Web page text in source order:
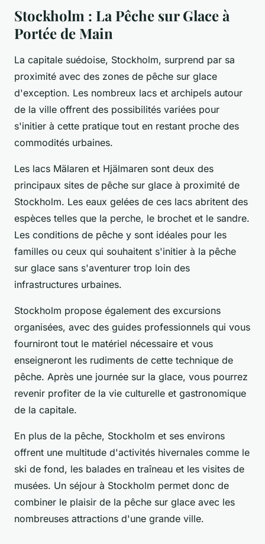
Stockholm : La Pêche sur Glace à
Portée de Main
La capitale suédoise, Stockholm, surprend par sa
proximité avec des zones de pêche sur glace
d'exception. Les nombreux lacs et archipels autour
de la ville offrent des possibilités variées pour
s'initier à cette pratique tout en restant proche des
commodités urbaines.
Les lacs Mälaren et Hjälmaren sont deux des
principaux sites de pêche sur glace à proximité de
Stockholm. Les eaux gelées de ces lacs abritent des
espèces telles que la perche, le brochet et le sandre.
Les conditions de pêche y sont idéales pour les
familles ou ceux qui souhaitent s'initier à la pêche
sur glace sans s'aventurer trop loin des
infrastructures urbaines.
Stockholm propose également des excursions
organisées, avec des guides professionnels qui vous
fourniront tout le matériel nécessaire et vous
enseigneront les rudiments de cette technique de
pêche. Après une journée sur la glace, vous pourrez
revenir profiter de la vie culturelle et gastronomique
de la capitale.
En plus de la pêche, Stockholm et ses environs
offrent une multitude d'activités hivernales comme le
ski de fond, les balades en traîneau et les visites de
musées. Un séjour à Stockholm permet donc de
combiner le plaisir de la pêche sur glace avec les
nombreuses attractions d'une grande ville.